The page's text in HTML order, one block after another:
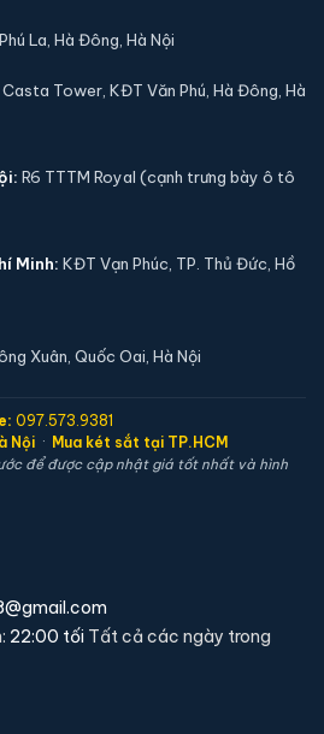
LB39S vân tay điện tử chính
tử
LB45S vân tay điện tử chính
La, Hà Đông, Hà Nội
Casta Tower, KĐT Văn Phú, Hà Đông, Hà
R6 TTTM Royal (cạnh trưng bày ô tô
Minh: KĐT Vạn Phúc, TP. Thủ Đức, Hồ
Xuân, Quốc Oai, Hà Nội
097.573.9381
Nội · Mua két sắt tại TP.HCM
để được cập nhật giá tốt nhất và hình
22:00 tối Tất cả các ngày trong